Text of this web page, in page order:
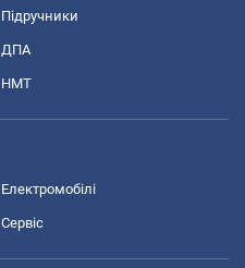
Підручники
ДПА
НМТ
Електромобілі
Сервіс